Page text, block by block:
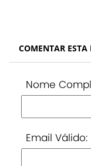
COMENTAR
Nome
Email Válido: